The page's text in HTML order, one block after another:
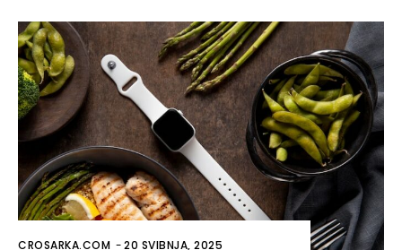
CROSARKA.COM -20 SVIBNJA, 2025